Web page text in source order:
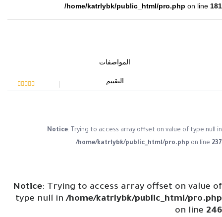
/home/katrlybk/public_html/pro.php on line 181
المواصفات
التقييم
Notice: Trying to access array offset on value of type null in
/home/katrlybk/public_html/pro.php on line 237
Notice: Trying to access array offset on value of
type null in/home/katrlybk/public_html/pro.php
on line 246
Rated0out of 5